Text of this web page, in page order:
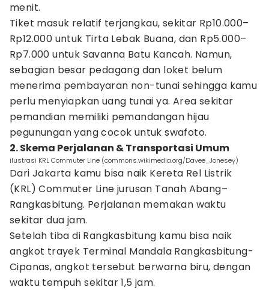
menit.
Tiket masuk relatif terjangkau, sekitar Rp10.000–
Rp12.000 untuk Tirta Lebak Buana, dan Rp5.000–
Rp7.000 untuk Savanna Batu Kancah. Namun,
sebagian besar pedagang dan loket belum
menerima pembayaran non-tunai sehingga kamu
perlu menyiapkan uang tunai ya. Area sekitar
pemandian memiliki pemandangan hijau
pegunungan yang cocok untuk swafoto.
2. Skema Perjalanan & Transportasi Umum
ilustrasi KRL Commuter Line (commons.wikimedia.org/Davee_Jonesey)
Dari Jakarta kamu bisa naik Kereta Rel Listrik
(KRL) Commuter Line jurusan Tanah Abang–
Rangkasbitung. Perjalanan memakan waktu
sekitar dua jam.
Setelah tiba di Rangkasbitung kamu bisa naik
angkot trayek Terminal Mandala Rangkasbitung-
Cipanas, angkot tersebut berwarna biru, dengan
waktu tempuh sekitar 1,5 jam.